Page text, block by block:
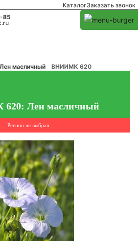
КаталогЗаказать звонок
85
Лен масличный ВНИИМК 620
Лен масличный
Регион не выбран